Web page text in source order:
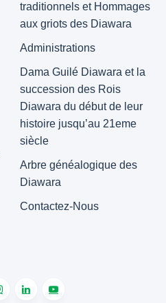
traditionnels et Hommages
aux griots des Diawara
Administrations
Dama Guilé Diawara et la
succession des Rois
Diawara du début de leur
histoire jusqu’au 21eme
siècle
Arbre généalogique des
Diawara
Contactez-Nous